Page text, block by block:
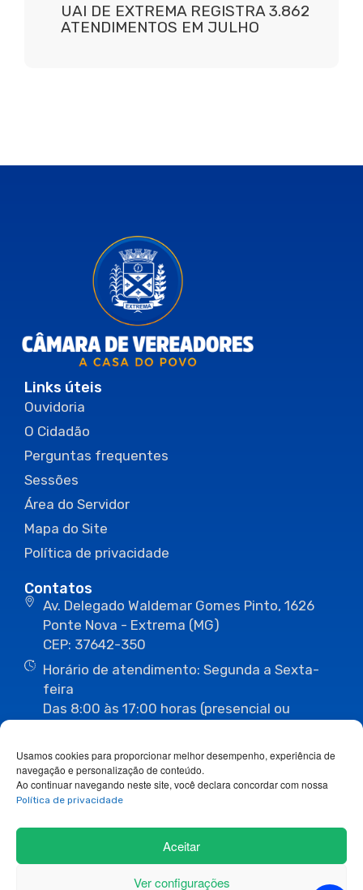
Usamos cookies para proporcionar melhor desempenho, experiência de
navegação e personalização de conteúdo.
Ao continuar navegando neste site, você declara concordar com nossa
Política de privacidade
Aceitar
Ver configurações
UAI DE EXTREMA REGISTRA 3.862
ATENDIMENTOS EM JULHO
Links úteis
Ouvidoria
O Cidadão
Perguntas frequentes
Sessões
Área do Servidor
Mapa do Site
Política de privacidade
Contatos
Av. Delegado Waldemar Gomes Pinto, 1626
Ponte Nova - Extrema (MG)
CEP: 37642-350
Horário de atendimento: Segunda a Sexta-
feira
Das 8:00 às 17:00 horas (presencial ou
(35) 3435-1112 (35) 3435-3063
ouvidoria@camaraextrema.mg.gov.br
imprensa@camaraextrema.mg.gov.br
Siga-nos: